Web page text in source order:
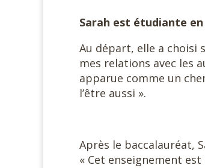
Sarah est étudiante
Au départ, elle a choisi
mes relations avec les
apparue comme un
l’être aussi ».
Après le baccalauréat,
« Cet enseignement